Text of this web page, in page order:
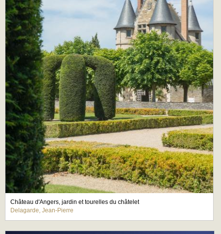
Château d'Angers, jardin et tourelles du châtelet
Delagarde, Jean-Pierre